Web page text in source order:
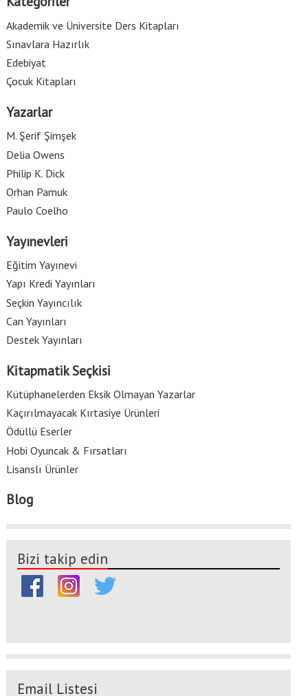
Akademik ve Üniversite Ders Kitapları
Sınavlara Hazırlık
Edebiyat
Çocuk Kitapları
Yazarlar
M. Şerif Şimşek
Delia Owens
Philip K. Dick
Orhan Pamuk
Paulo Coelho
Yayınevleri
Eğitim Yayınevi
Yapı Kredi Yayınları
Seçkin Yayıncılık
Can Yayınları
Destek Yayınları
Kitapmatik Seçkisi
Kütüphanelerden Eksik Olmayan Yazarlar
Kaçırılmayacak Kırtasiye Ürünleri
Ödüllü Eserler
Hobi Oyuncak & Fırsatları
Lisanslı Ürünler
Blog
Bizi takip edin
Email Listesi